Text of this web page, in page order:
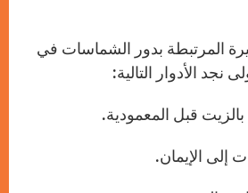
المرتبطة بدور الشماسات في
نجد الأدوار التالية:
قبل المعمودية.
إلى الإيمان.